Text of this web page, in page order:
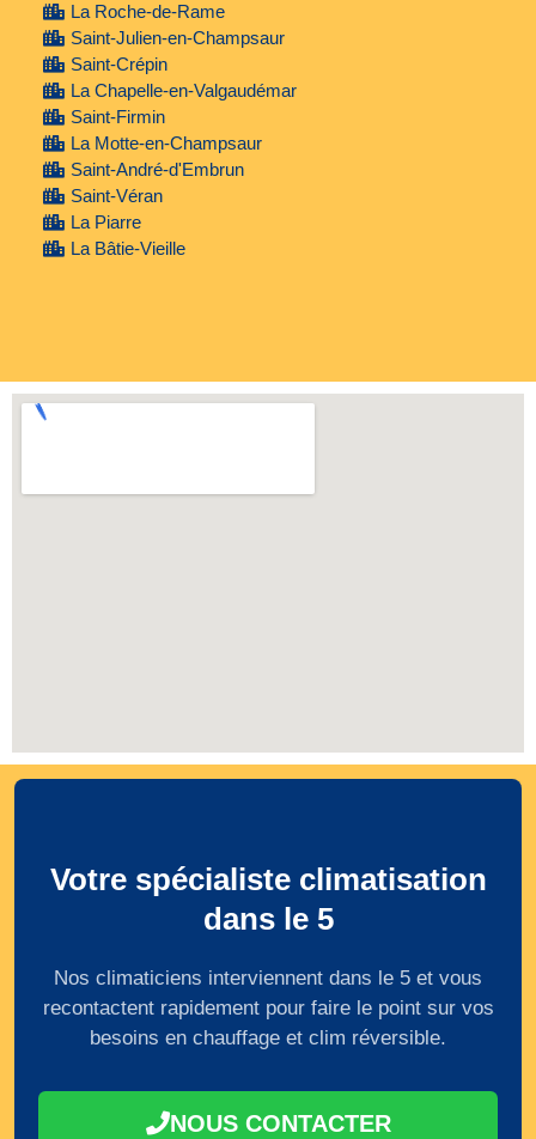
La Roche-de-Rame
Saint-Julien-en-Champsaur
Saint-Crépin
La Chapelle-en-Valgaudémar
Saint-Firmin
La Motte-en-Champsaur
Saint-André-d'Embrun
Saint-Véran
La Piarre
La Bâtie-Vieille
Votre spécialiste climatisation
dans le 5
Nos climaticiens interviennent dans le 5 et vous
recontactent rapidement pour faire le point sur vos
besoins en chauffage et clim réversible.
NOUS CONTACTER